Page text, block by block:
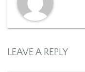
LEAVE A REPLY